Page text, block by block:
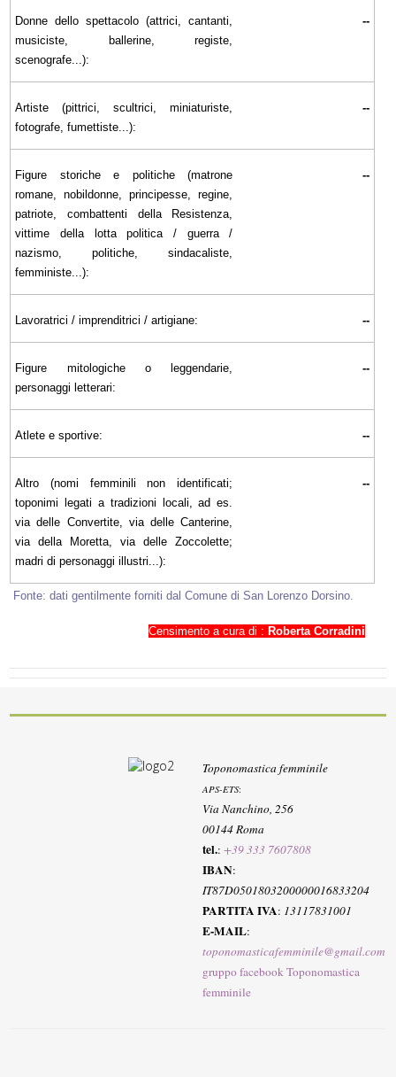
Donne dello spettacolo (attrici, cantanti,
musiciste, ballerine, registe,
scenografe...):
--
Artiste (pittrici, scultrici, miniaturiste,
fotografe, fumettiste...):
--
Figure storiche e politiche (matrone
romane, nobildonne, principesse, regine,
patriote, combattenti della Resistenza,
vittime della lotta politica / guerra /
nazismo, politiche, sindacaliste,
femministe...):
--
Lavoratrici / imprenditrici / artigiane: --
Figure mitologiche o leggendarie,
personaggi letterari:
--
Atlete e sportive: --
Altro (nomi femminili non identificati;
toponimi legati a tradizioni locali, ad es.
via delle Convertite, via delle Canterine,
via della Moretta, via delle Zoccolette;
madri di personaggi illustri...):
--
Fonte: dati gentilmente forniti dal Comune di San Lorenzo Dorsino.
Censimento a cura di : Roberta Corradini
Toponomastica femminile
APS-ETS:
Via Nanchino, 256
00144 Roma
tel.:+39 333 7607808
IBAN:
IT87D0501803200000016833204
PARTITA IVA: 13117831001
E-MAIL:
toponomasticafemminile@gmail.com
gruppo facebook Toponomastica
femminile